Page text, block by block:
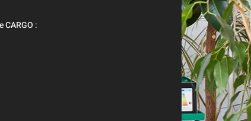
: